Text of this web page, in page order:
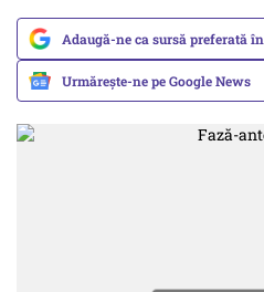
Adaugă-ne ca sursă preferată
Urmărește-ne pe Google News